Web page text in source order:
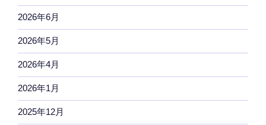
2026年6月
2026年5月
2026年4月
2026年1月
2025年12月